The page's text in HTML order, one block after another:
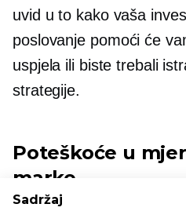
uvid u to kako vaša
poslovanje pomoći će
uspjela ili biste trebali
strategije.
Poteškoće u
marke
Sadržaj